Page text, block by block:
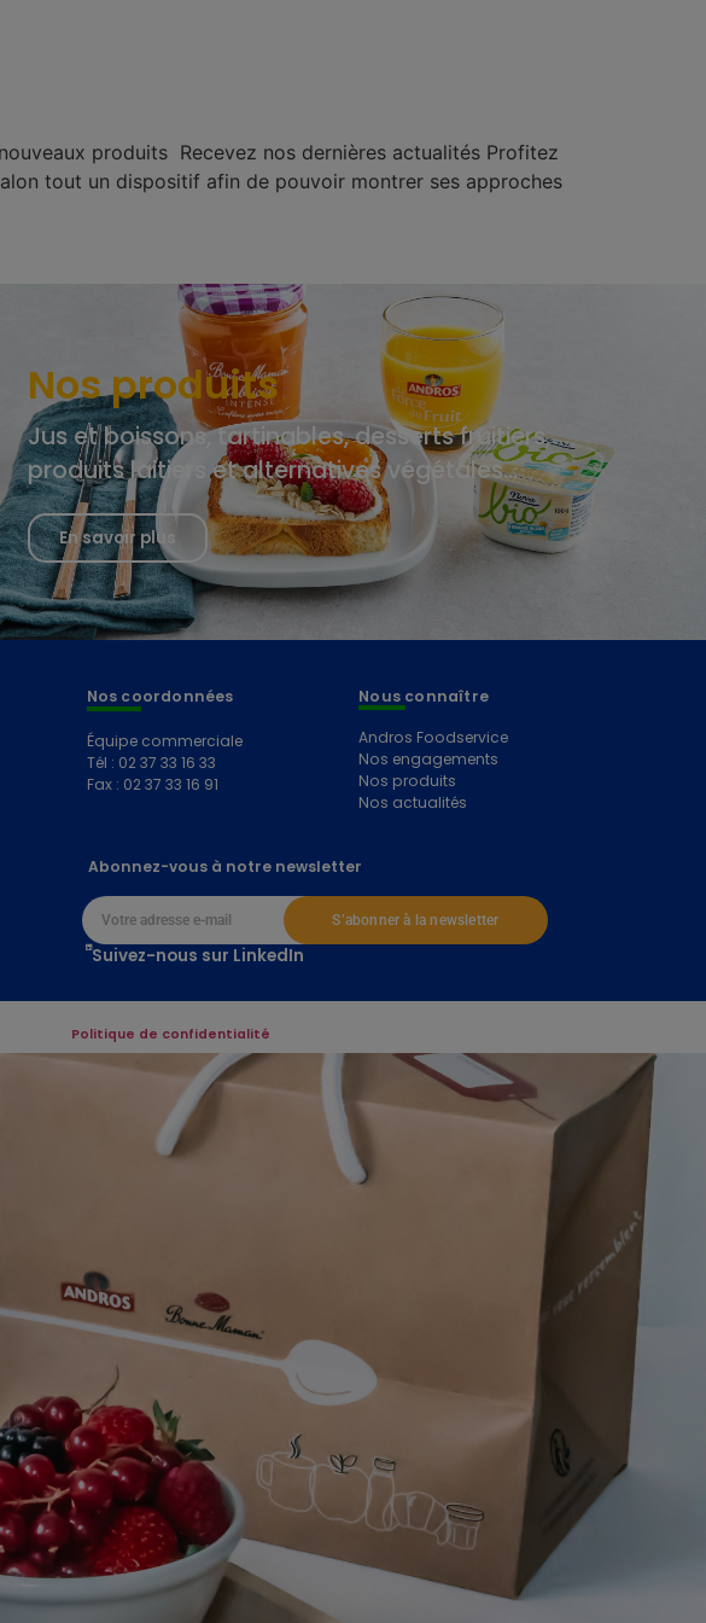
produits Recevez nos dernières actualités Profitez
tout un dispositif afin de pouvoir montrer ses approches
Nos produits
Jus et boissons, tartinables, desserts fruitiers,
produits laitiers et alternatives végétales…
En savoir plus
Nos coordonnées
Équipe commerciale
Tél : 02 37 33 16 33
Fax : 02 37 33 16 91
Nous connaître
Andros Foodservice
Nos engagements
Nos produits
Nos actualités
Abonnez-vous à notre newsletter
S’abonner à la newsletter
Suivez-nous sur LinkedIn
Politique de confidentialité